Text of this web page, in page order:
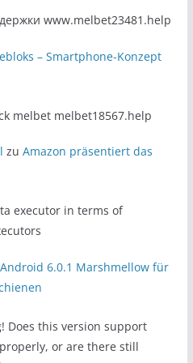
www.melbet23481.help
– Smartphone-Konzept
melbet melbet18567.help
zuAmazon präsentiert das
executor in terms of
Android 6.0.1 Marshmellow für
Does this version support
or are there still